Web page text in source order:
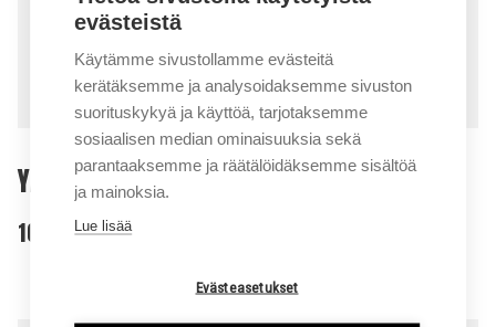
YALE MR10-25 TYÖNTÖMASTOTRUKKI
1000-2500KG
evästeistä
Käytämme sivustollamme evästeitä
kerätäksemme ja analysoidaksemme sivuston
suorituskykyä ja käyttöä, tarjotaksemme
sosiaalisen median ominaisuuksia sekä
parantaaksemme ja räätälöidäksemme sisältöä
ja mainoksia.
Lue lisää
Evästeasetukset